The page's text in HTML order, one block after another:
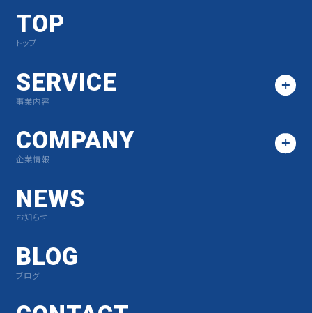
TOP
トップ
SERVICE
事業内容
COMPANY
企業情報
NEWS
お知らせ
BLOG
ブログ